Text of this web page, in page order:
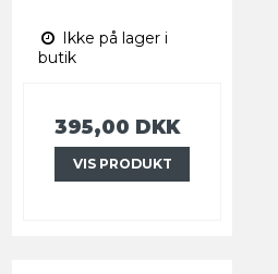
Ikke på lager i
butik
395,00 DKK
VIS PRODUKT